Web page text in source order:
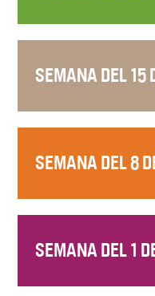
SEMANA DEL 15
SEMANA DEL 8
SEMANA DEL 1